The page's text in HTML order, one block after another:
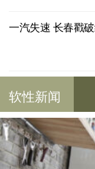
一汽失速 长春戳
软性新闻